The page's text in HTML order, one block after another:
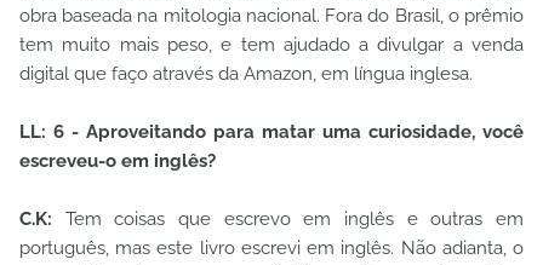
obra baseada na mitologia nacional. Fora do Brasil, o prêmio
tem muito mais peso, e tem ajudado a divulgar a venda
digital que faço através da Amazon, em língua inglesa.
LL: 6 - Aproveitando para matar uma curiosidade, você
escreveu-o em inglês?
C.K: Tem coisas que escrevo em inglês e outras em
português, mas este livro escrevi em inglês. Não adianta, o